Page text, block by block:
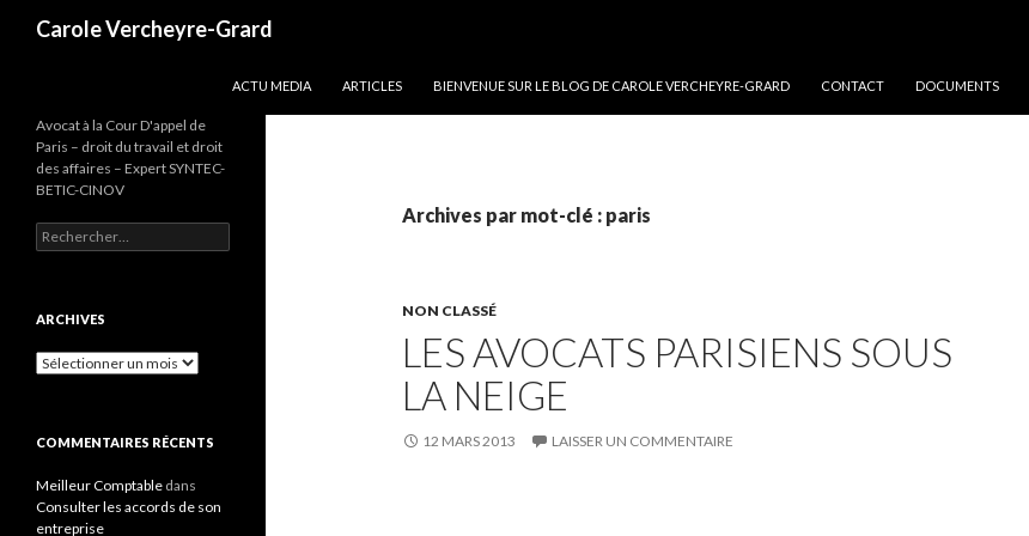
Carole Vercheyre-Grard
ACTU MEDIA
ARTICLES BIENVENUE SUR LE BLOG DE CAROLE VERCHEYRE-GRARD CONTACT DOCUMENTS
Archives par mot-clé : paris
NON CLASSÉ
LES AVOCATS PARISIENS SOUS
LA NEIGE
12 MARS 2013 LAISSER UN COMMENTAIRE
Avocat à la Cour D'appel de
Paris – droit du travail et droit
des affaires – Expert SYNTEC-
BETIC-CINOV
Rechercher :
ARCHIVES
Archives
COMMENTAIRES RÉCENTS
Meilleur Comptable dans
Consulter les accords de son
entreprise